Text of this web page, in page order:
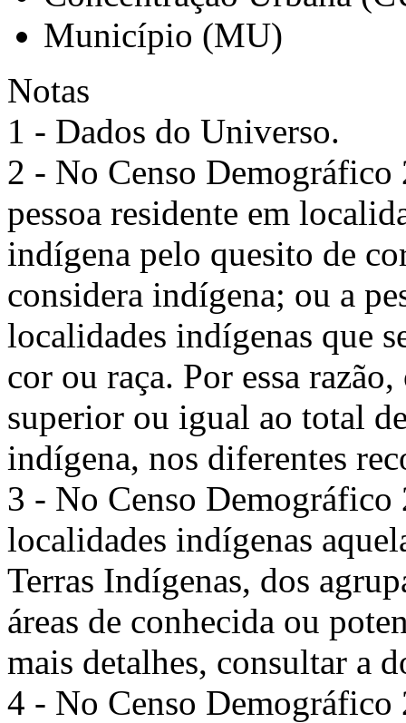
Município (MU)
Notas
1 - Dados do Universo.
2 - No Censo
pessoa residente em
indígena pelo quesito de
considera indígena; ou a
localidades indígenas que
cor ou raça. Por essa
superior ou igual ao total
indígena, nos diferentes
3 - No Censo Demográfico
localidades indígenas
Terras Indígenas, dos
áreas de conhecida ou
mais detalhes, consultar a
4 - No Censo Demográfico